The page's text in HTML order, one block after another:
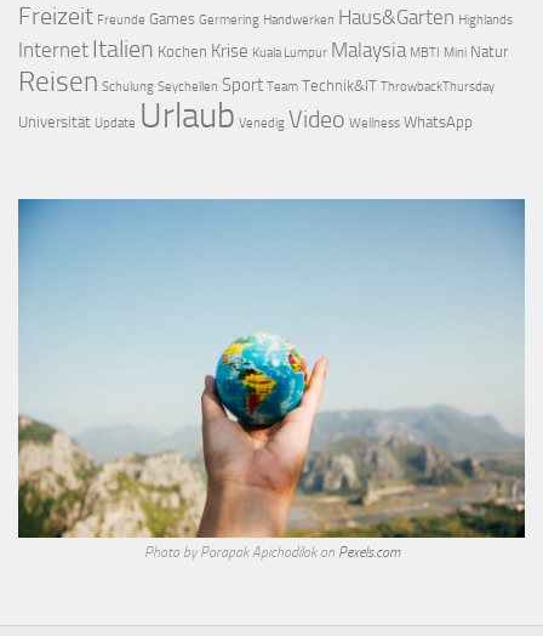
Freizeit Freunde Games Germering Handwerken Haus&Garten Highlands
Internet Italien Kochen Krise Kuala Lumpur Malaysia MBTI Mini Natur
Reisen Schulung Seychellen Sport Team Technik&IT ThrowbackThursday
Universität Update Urlaub Venedig Video Wellness WhatsApp
Photo by Porapak Apichodilok on Pexels.com